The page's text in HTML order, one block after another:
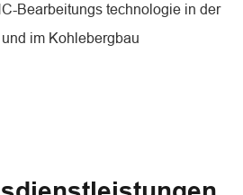
Bearbeitungs technologie in der
im Kohlebergbau